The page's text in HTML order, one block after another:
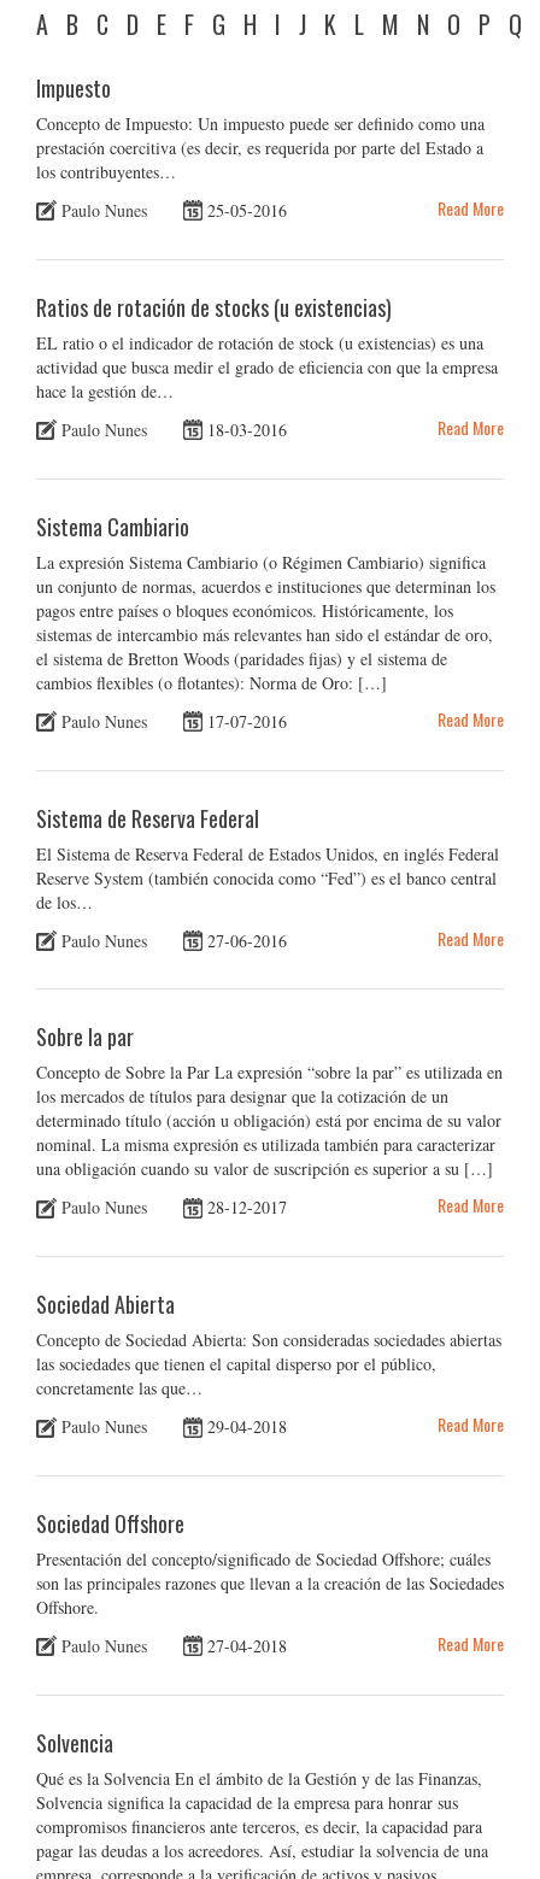
A B C D E F G H I J K L M N O P Q
Impuesto
Concepto de Impuesto: Un impuesto puede ser definido como una
prestación coercitiva (es decir, es requerida por parte del Estado a
los contribuyentes…
Paulo Nunes
25-05-2016 Read More
Ratios de rotación de stocks (u existencias)
EL ratio o el indicador de rotación de stock (u existencias) es una
actividad que busca medir el grado de eficiencia con que la empresa
hace la gestión de…
Paulo Nunes
18-03-2016 Read More
Sistema Cambiario
La expresión Sistema Cambiario (o Régimen Cambiario) significa
un conjunto de normas, acuerdos e instituciones que determinan los
pagos entre países o bloques económicos. Históricamente, los
sistemas de intercambio más relevantes han sido el estándar de oro,
el sistema de Bretton Woods (paridades fijas) y el sistema de
cambios flexibles (o flotantes): Norma de Oro: […]
Paulo Nunes
17-07-2016 Read More
Sistema de Reserva Federal
El Sistema de Reserva Federal de Estados Unidos, en inglés Federal
Reserve System (también conocida como “Fed”) es el banco central
de los…
Paulo Nunes
27-06-2016 Read More
Sobre la par
Concepto de Sobre la Par La expresión “sobre la par” es utilizada en
los mercados de títulos para designar que la cotización de un
determinado título (acción u obligación) está por encima de su valor
nominal. La misma expresión es utilizada también para caracterizar
una obligación cuando su valor de suscripción es superior a su […]
Paulo Nunes
28-12-2017 Read More
Sociedad Abierta
Concepto de Sociedad Abierta: Son consideradas sociedades abiertas
las sociedades que tienen el capital disperso por el público,
concretamente las que…
Paulo Nunes
29-04-2018 Read More
Sociedad Offshore
Presentación del concepto/significado de Sociedad Offshore; cuáles
son las principales razones que llevan a la creación de las Sociedades
Offshore.
Paulo Nunes
27-04-2018 Read More
Solvencia
Qué es la Solvencia En el ámbito de la Gestión y de las Finanzas,
Solvencia significa la capacidad de la empresa para honrar sus
compromisos financieros ante terceros, es decir, la capacidad para
pagar las deudas a los acreedores. Así, estudiar la solvencia de una